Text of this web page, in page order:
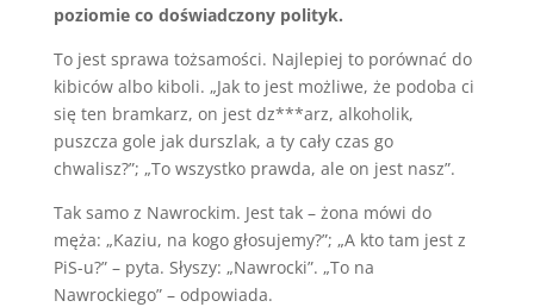
poziomie co doświadczony polityk.
To jest sprawa tożsamości. Najlepiej to porównać do
kibiców albo kiboli. „Jak to jest możliwe, że podoba ci
się ten bramkarz, on jest dz***arz, alkoholik,
puszcza gole jak durszlak, a ty cały czas go
chwalisz?”; „To wszystko prawda, ale on jest nasz”.
Tak samo z Nawrockim. Jest tak – żona mówi do
męża: „Kaziu, na kogo głosujemy?”; „A kto tam jest z
PiS-u?” – pyta. Słyszy: „Nawrocki”. „To na
Nawrockiego” – odpowiada.